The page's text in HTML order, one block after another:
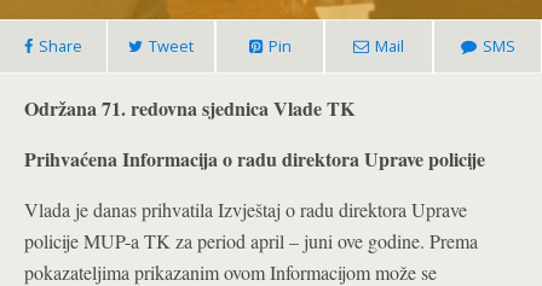
Share Tweet Pin Mail SMS
Održana 71. redovna sjednica Vlade TK
Prihvaćena Informacija o radu direktora Uprave policije
Vlada je danas prihvatila Izvještaj o radu direktora Uprave
policije MUP-a TK za period april – juni ove godine. Prema
pokazateljima prikazanim ovom Informacijom može se